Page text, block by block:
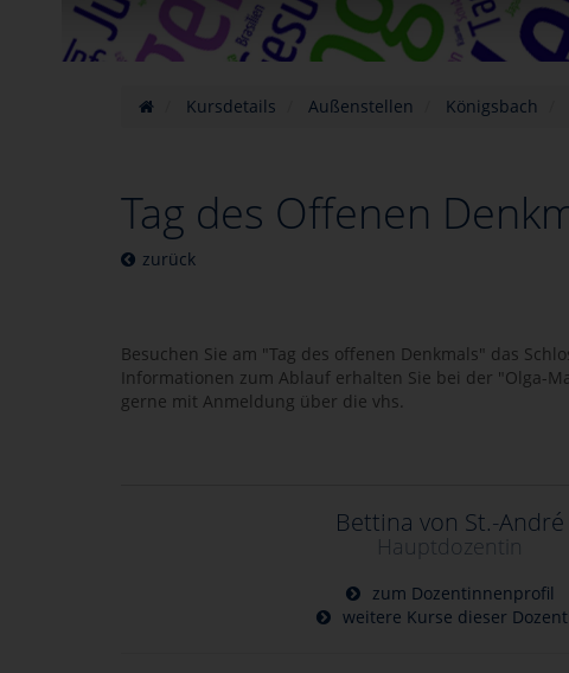
Kursdetails Außenstellen Königsbach
Tag des Offenen
zurück
Besuchen Sie am "Tag des offenen Denkmals" das
Informationen zum Ablauf erhalten Sie bei der "Olga-
gerne mit Anmeldung über die vhs.
Bettina von St.-André
Hauptdozentin
zum Dozentinnenprofil
weitere Kurse dieser